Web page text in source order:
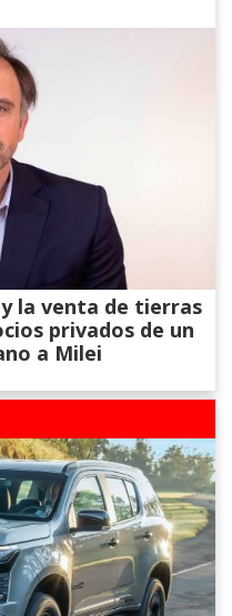
y la venta de tierras
privados de un
a Milei